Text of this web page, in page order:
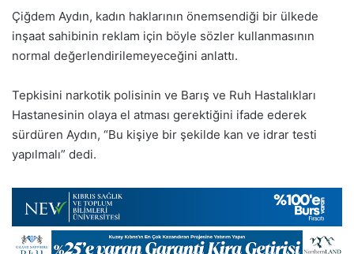
Çiğdem Aydın, kadın haklarının önemsendiği bir ülkede
inşaat sahibinin reklam için böyle sözler kullanmasının
normal değerlendirilemeyeceğini anlattı.
Tepkisini narkotik polisinin ve Barış ve Ruh Hastalıkları
Hastanesinin olaya el atması gerektiğini ifade ederek
sürdüren Aydın, “Bu kişiye bir şekilde kan ve idrar testi
yapılmalı” dedi.